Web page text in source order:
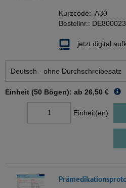
Kurzcode: A30
Bestellnr.: DE800023
jetzt digital
Einheit (50 Bögen): ab 26,50 €
Einheit(en)